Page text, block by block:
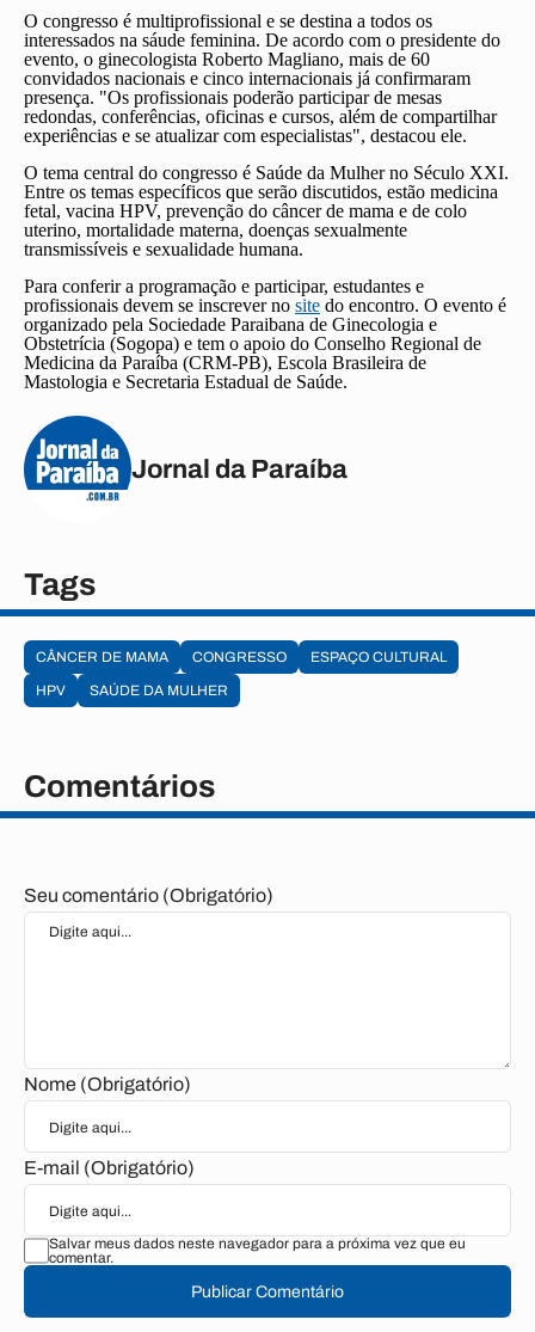
O congresso é multiprofissional e se destina a todos os
interessados na sáude feminina. De acordo com o presidente do
evento, o ginecologista Roberto Magliano, mais de 60
convidados nacionais e cinco internacionais já confirmaram
presença. "Os profissionais poderão participar de mesas
redondas, conferências, oficinas e cursos, além de compartilhar
experiências e se atualizar com especialistas", destacou ele.
O tema central do congresso é Saúde da Mulher no Século XXI.
Entre os temas específicos que serão discutidos, estão medicina
fetal, vacina HPV, prevenção do câncer de mama e de colo
uterino, mortalidade materna, doenças sexualmente
transmissíveis e sexualidade humana.
Para conferir a programação e participar, estudantes e
profissionais devem se inscrever no site do encontro. O evento é
organizado pela Sociedade Paraibana de Ginecologia e
Obstetrícia (Sogopa) e tem o apoio do Conselho Regional de
Medicina da Paraíba (CRM-PB), Escola Brasileira de
Mastologia e Secretaria Estadual de Saúde.
Jornal da Paraíba
Tags
CÂNCER DE MAMA CONGRESSO
ESPAÇO CULTURAL
HPV
SAÚDE DA MULHER
Comentários
Seu comentário (Obrigatório)
Nome (Obrigatório)
E-mail (Obrigatório)
Salvar meus dados neste navegador para a próxima vez que eu
comentar.
Publicar Comentário